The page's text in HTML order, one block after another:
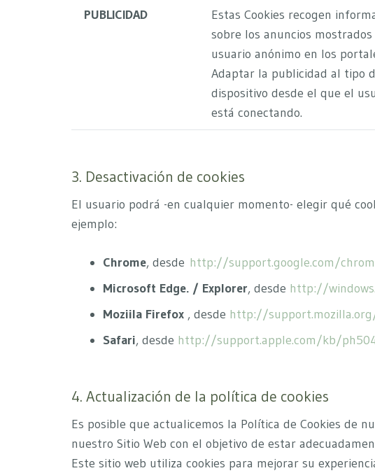
PUBLICIDAD
Estas Cookies recogen
sobre los anuncios mostrados
usuario anónimo en los
Adaptar la publicidad al tipo
dispositivo desde el que el
está conectando.
3. Desactivación de cookies
El usuario podrá -en cualquier momento- elegir qué
ejemplo:
Chrome, desde http://support.google.com/
Microsoft Edge. / Explorer, desde http://
Moziila Firefox , desde http://
Safari, desde http://support.apple.com/kb/
4. Actualización de la política de cookies
Es posible que actualicemos la Política de Cookies de
nuestro Sitio Web con el objetivo de estar
Este sitio web utiliza cookies para mejorar su